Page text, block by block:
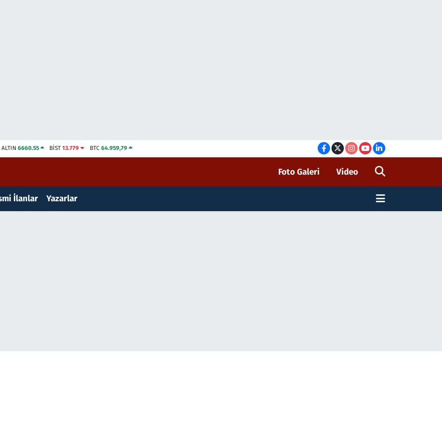
ALTIN 6660.55 BİST13.779 BTC 64.959,79
Foto Galeri Video
İlanlar Yazarlar